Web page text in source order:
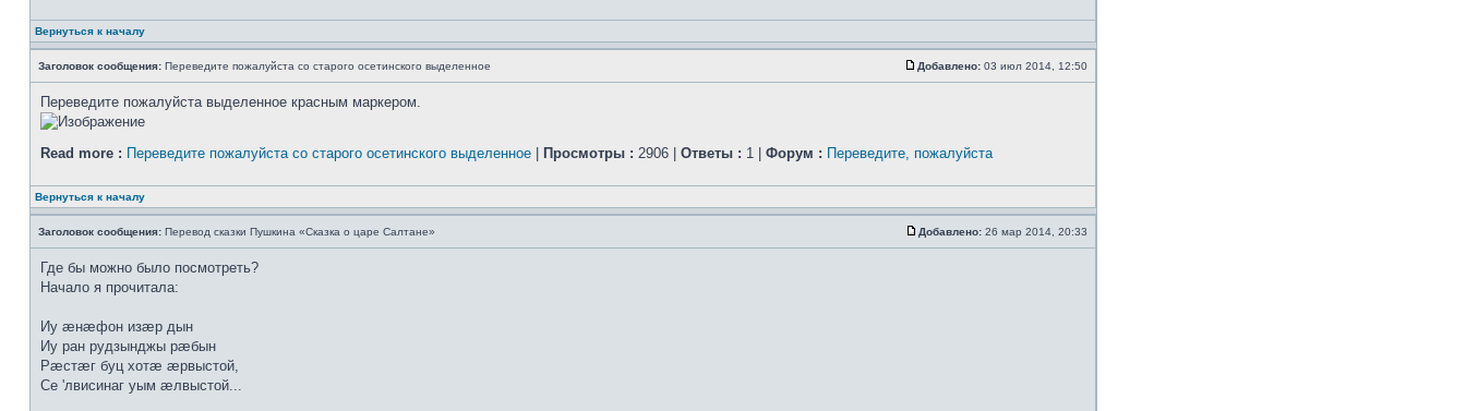
Вернуться к началу
Заголовок сообщения: Переведите пожалуйста со старого осетинского выделенное Добавлено: 03 июл 2014, 12:50
Переведите пожалуйста выделенное красным маркером.
Read more : Переведите пожалуйста со старого осетинского выделенное Просмотры : 2906 | Ответы : 1 | Форум : Переведите, пожалуйста
Вернуться к началу
Заголовок сообщения: Перевод сказки Пушкина «Сказка о царе Салтане» Добавлено: 26 мар 2014, 20:33
Где бы можно было посмотреть?
Начало я прочитала:
Иу æнæфон изæр дын
Иу ран рудзынджы рæбын
Рæстæг буц хотæ æрвыстой,
Се 'лвисинаг уым æлвыстой...